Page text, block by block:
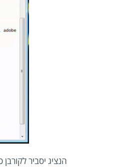
הנציג יסביר